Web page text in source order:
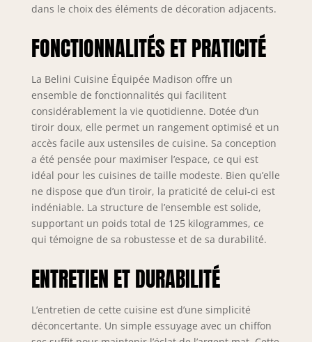
dans le choix des éléments de décoration adjacents.
FONCTIONNALITÉS ET PRATICITÉ
La Belini Cuisine Équipée Madison offre un
ensemble de fonctionnalités qui facilitent
considérablement la vie quotidienne. Dotée d’un
tiroir doux, elle permet un rangement optimisé et un
accès facile aux ustensiles de cuisine. Sa conception
a été pensée pour maximiser l’espace, ce qui est
idéal pour les cuisines de taille modeste. Bien qu’elle
ne dispose que d’un tiroir, la praticité de celui-ci est
indéniable. La structure de l’ensemble est solide,
supportant un poids total de 125 kilogrammes, ce
qui témoigne de sa robustesse et de sa durabilité.
ENTRETIEN ET DURABILITÉ
L’entretien de cette cuisine est d’une simplicité
déconcertante. Un simple essuyage avec un chiffon